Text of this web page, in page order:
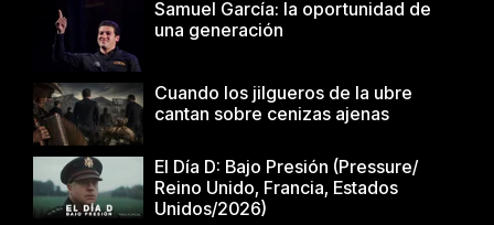
Samuel García: la oportunidad de
una generación
Cuando los jilgueros de la ubre
cantan sobre cenizas ajenas
El Día D: Bajo Presión (Pressure/
Reino Unido, Francia, Estados
Unidos/2026)